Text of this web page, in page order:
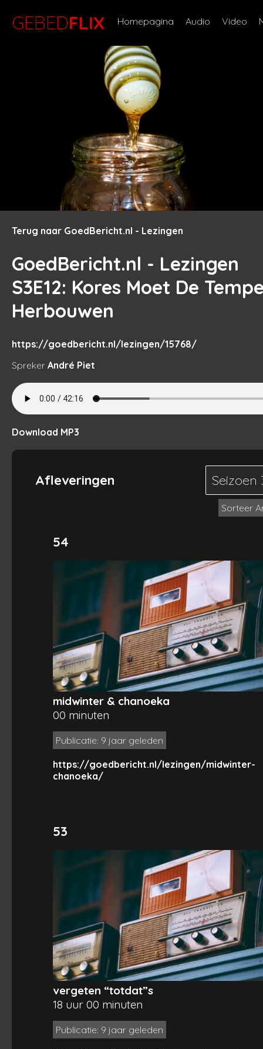
GEBEDFLIX Homepagina Audio Video
Terug naar GoedBericht.nl - Lezingen
GoedBericht.nl - Lezingen
S3E12: Kores Moet De
Herbouwen
https://goedbericht.nl/lezingen/15768/
Spreker André Piet
Download MP3
Afleveringen Seizoen
Sorteer
54
midwinter & chanoeka
00 minuten
Publicatie: 9 jaar geleden
https://goedbericht.nl/lezingen/midwinter-
chanoeka/
53
vergeten “totdat”s
18 uur 00 minuten
Publicatie: 9 jaar geleden